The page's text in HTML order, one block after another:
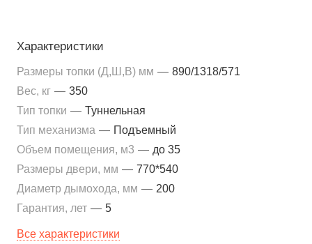
Характеристики
Размеры топки (Д,Ш,В) мм — 890/1318/571
Вес, кг — 350
Тип топки — Туннельная
Тип механизма — Подъемный
Объем помещения, м3 — до 35
Размеры двери, мм — 770*540
Диаметр дымохода, мм — 200
Гарантия, лет — 5
Все характеристики